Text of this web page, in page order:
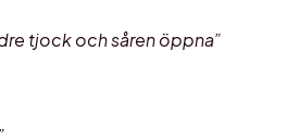
tjock och såren öppna”